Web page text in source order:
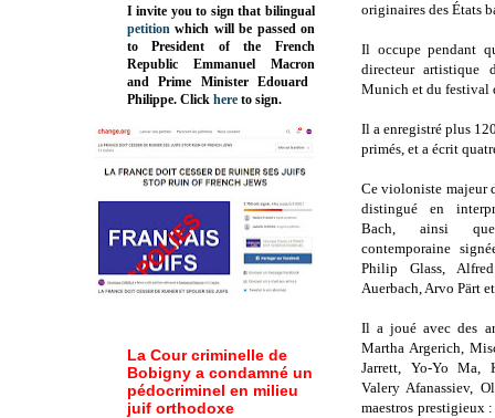
originaires des États
Il occupe pendant
directeur
Munich et du festival
Il a enregistré plus
primés, et a écrit
Ce violoniste majeur
distingué en
Bach, ainsi
contemporaine
Philip Glass,
Auerbach, Arvo Pärt
Il a joué avec des
Martha Argerich,
Jarrett, Yo-Yo Ma,
Valery Afanassiev,
maestros
I invite you to sign that bilingual
petition which will be passed on
to President of the French
Republic Emmanuel Macron
and Prime MinisterEdouard
Philippe. Click here to sign.
La Cour criminelle de
Bobigny a condamné un
pédocriminel en milieu
juif orthodoxe